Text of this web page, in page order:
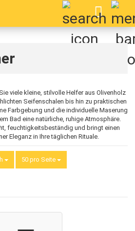
viele kleine, stilvolle Helfer aus Olivenholz
Seifenschalen bis hin zu praktischen
Farbgebung und die individuelle Maserung
Bad eine natürliche, ruhige Atmosphäre.
feuchtigkeitsbeständig und bringt einen
Eleganz in Ihre täglichen Rituale.
50 pro Seite
pro Seite